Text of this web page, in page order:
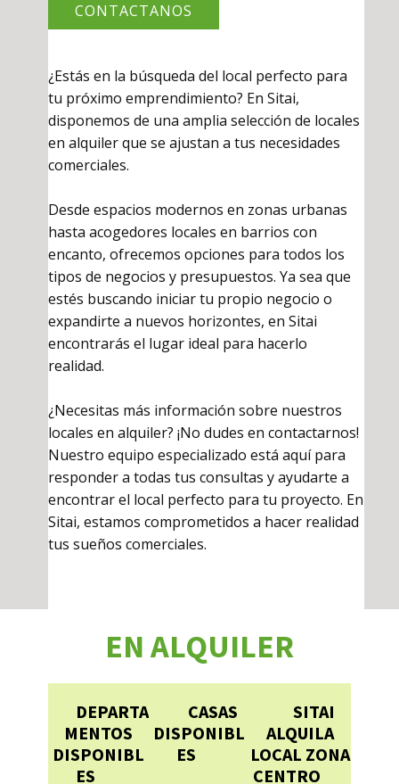
CONTACTANOS
¿Estás en la búsqueda del local perfecto para
tu próximo emprendimiento? En Sitai,
disponemos de una amplia selección de locales
en alquiler que se ajustan a tus necesidades
comerciales.
Desde espacios modernos en zonas urbanas
hasta acogedores locales en barrios con
encanto, ofrecemos opciones para todos los
tipos de negocios y presupuestos. Ya sea que
estés buscando iniciar tu propio negocio o
expandirte a nuevos horizontes, en Sitai
encontrarás el lugar ideal para hacerlo
realidad.
¿Necesitas más información sobre nuestros
locales en alquiler? ¡No dudes en contactarnos!
Nuestro equipo especializado está aquí para
responder a todas tus consultas y ayudarte a
encontrar el local perfecto para tu proyecto. En
Sitai, estamos comprometidos a hacer realidad
tus sueños comerciales.
EN ALQUILER
DEPARTA
MENTOS
DISPONIBL
ES
CASAS
DISPONIBL
ES
SITAI
ALQUILA
LOCAL ZONA
CENTRO